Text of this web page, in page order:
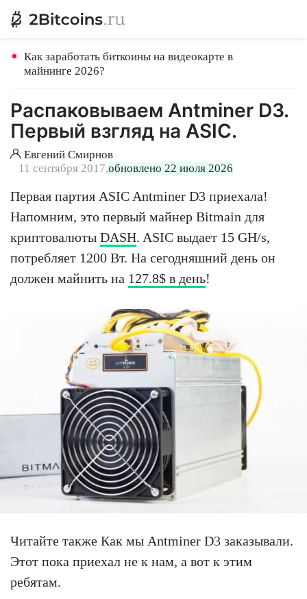
Как заработать биткоины на видеокарте в
майнинге 2026?
Распаковываем Antminer D3.
Первый взгляд на ASIC.
Евгений Смирнов
11 сентября 2017,обновлено 22 июля 2026
Первая партия ASIC Antminer D3 приехала!
Напомним, это первый майнер Bitmain для
криптовалюты DASH. ASIC выдает 15 GH/s,
потребляет 1200 Вт. На сегодняшний день он
должен майнить на 127.8$ в день!
Читайте также Как мы Antminer D3 заказывали.
Этот пока приехал не к нам, а вот к этим
ребятам.